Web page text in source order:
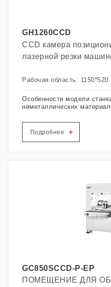
GH1260CCD
CCD камера
лазерной резки
Рабочая область:
Особенности модели
неметаллических
отраслей неметаллической
части используются
можно свободно
резки высока. Это хороший
неметаллической
промышленности и центра
Подробнее +
GC850SCCD-P-EP
ПОМЕЩЕНИЕ ДЛЯ